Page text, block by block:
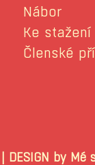
Nábor
Ke stažení
Členské
|